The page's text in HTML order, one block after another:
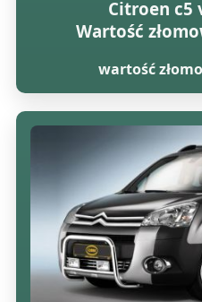
Citroen c5
Wartość
wartość